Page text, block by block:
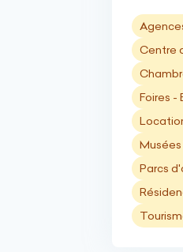
Centre
Foires -
Parcs